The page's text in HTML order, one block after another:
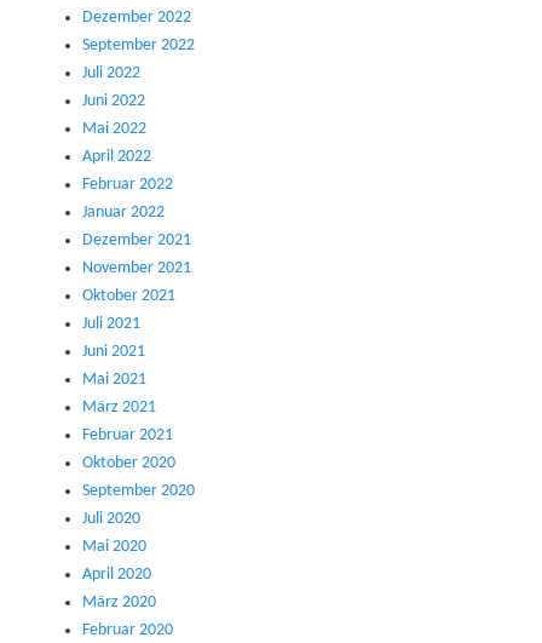
Dezember 2022
September 2022
Juli 2022
Juni 2022
Mai 2022
April 2022
Februar 2022
Januar 2022
Dezember 2021
November 2021
Oktober 2021
Juli 2021
Juni 2021
Mai 2021
März 2021
Februar 2021
Oktober 2020
September 2020
Juli 2020
Mai 2020
April 2020
März 2020
Februar 2020